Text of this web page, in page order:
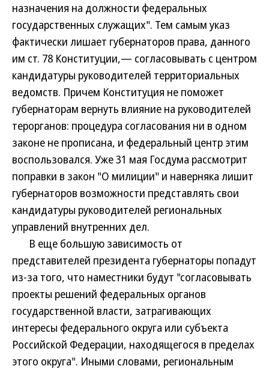
назначения на должности федеральных
государственных служащих". Тем самым указ
фактически лишает губернаторов права, данного
им ст. 78 Конституции,— согласовывать с центром
кандидатуры руководителей территориальных
ведомств. Причем Конституция не поможет
губернаторам вернуть влияние на руководителей
терорганов: процедура согласования ни в одном
законе не прописана, и федеральный центр этим
воспользовался. Уже 31 мая Госдума рассмотрит
поправки в закон "О милиции" и наверняка лишит
губернаторов возможности представлять свои
кандидатуры руководителей региональных
управлений внутренних дел.
В еще большую зависимость от
представителей президента губернаторы попадут
из-за того, что наместники будут "согласовывать
проекты решений федеральных органов
государственной власти, затрагивающих
интересы федерального округа или субъекта
Российской Федерации, находящегося в пределах
этого округа". Иными словами, региональным